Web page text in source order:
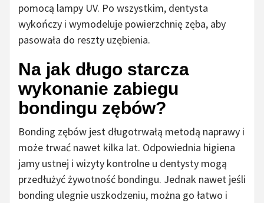
pomocą lampy UV. Po wszystkim, dentysta
wykończy i wymodeluje powierzchnię zęba, aby
pasowała do reszty uzębienia.
Na jak długo starcza
wykonanie zabiegu
bondingu zębów?
Bonding zębów jest długotrwałą metodą naprawy i
może trwać nawet kilka lat. Odpowiednia higiena
jamy ustnej i wizyty kontrolne u dentysty mogą
przedłużyć żywotność bondingu. Jednak nawet jeśli
bonding ulegnie uszkodzeniu, można go łatwo i